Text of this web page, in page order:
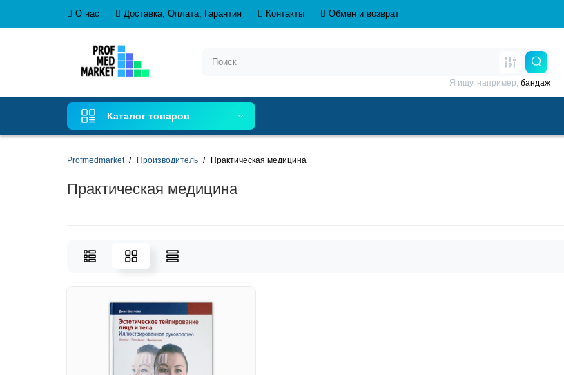
О нас Доставка, Оплата, Гарантия Контакты Обмен и возврат
Я ищу, например, бандаж
Каталог товаров
Profmedmarket Производитель Практическая медицина
Практическая медицина